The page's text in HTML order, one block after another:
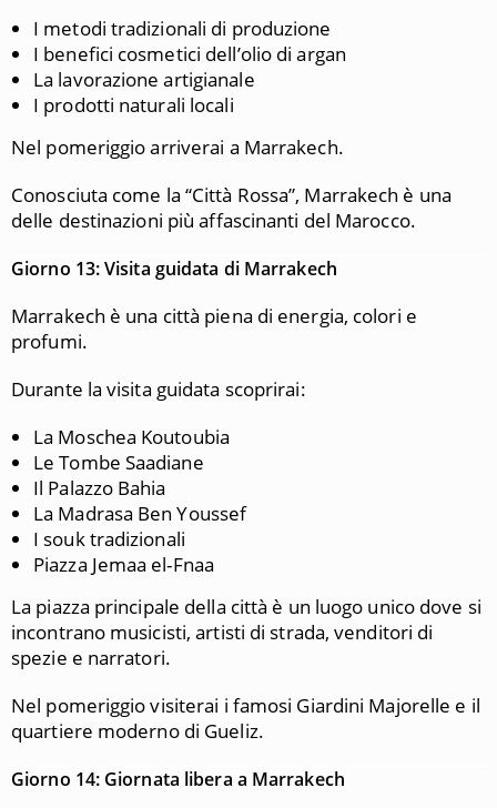
I metodi tradizionali di produzione
I benefici cosmetici dell’olio di argan
La lavorazione artigianale
I prodotti naturali locali
Nel pomeriggio arriverai a Marrakech.
Conosciuta come la “Città Rossa”, Marrakech è una
delle destinazioni più affascinanti del Marocco.
Giorno 13: Visita guidata di Marrakech
Marrakech è una città piena di energia, colori e
profumi.
Durante la visita guidata scoprirai:
La Moschea Koutoubia
Le Tombe Saadiane
Il Palazzo Bahia
La Madrasa Ben Youssef
I souk tradizionali
Piazza Jemaa el-Fnaa
La piazza principale della città è un luogo unico dove si
incontrano musicisti, artisti di strada, venditori di
spezie e narratori.
Nel pomeriggio visiterai i famosi Giardini Majorelle e il
quartiere moderno di Gueliz.
Giorno 14: Giornata libera a Marrakech